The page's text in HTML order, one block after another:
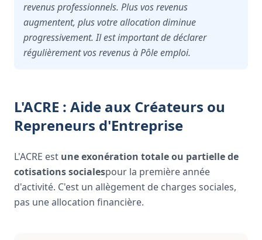
revenus professionnels. Plus vos revenus
augmentent, plus votre allocation diminue
progressivement. Il est important de déclarer
régulièrement vos revenus à Pôle emploi.
L'ACRE : Aide aux Créateurs ou
Repreneurs d'Entreprise
L'ACRE est une exonération totale ou partielle de
cotisations socialespour la première année
d'activité. C'est un allègement de charges sociales,
pas une allocation financière.